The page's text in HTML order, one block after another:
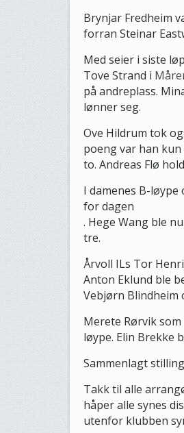
Brynjar Fredheim
forran Steinar
Med seier i siste
Tove Strand i
på andreplass.
lønner seg.
Ove Hildrum tok
poeng var han
to. Andreas Flø
I damenes B-
for dagen
. Hege Wang ble
tre.
Årvoll ILs Tor
Anton Eklund ble
Vebjørn Blindheim
Merete Rørvik
løype. Elin Brekke
Sammenlagt
Takk til alle
håper alle synes
utenfor klubben